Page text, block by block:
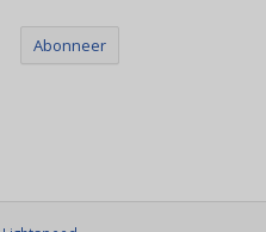
Abonneer